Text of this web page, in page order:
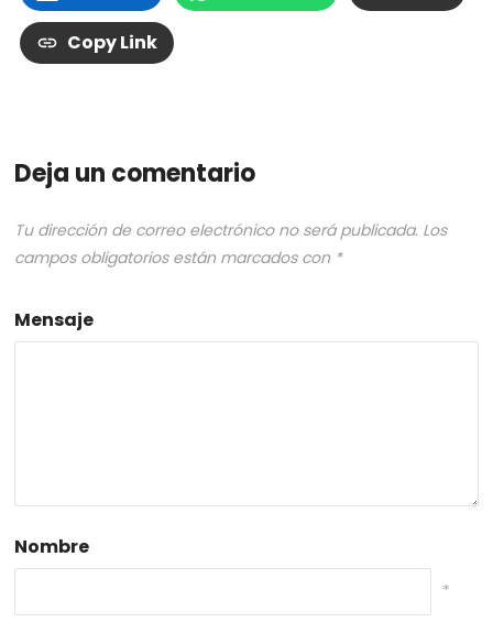
Copy Link
Deja un comentario
Tu dirección de correo electrónico no será publicada. Los
campos obligatorios están marcados con *
Mensaje
Nombre
*